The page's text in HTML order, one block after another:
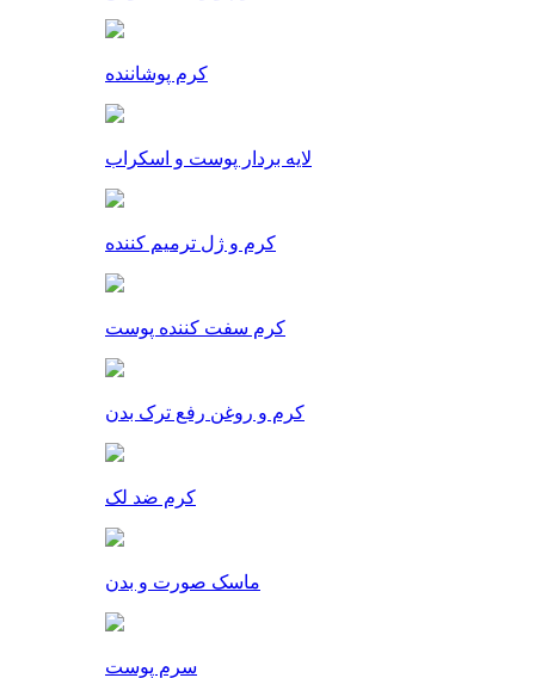
کرم پوشاننده
لایه بردار پوست و اسکراب
کرم و ژل ترمیم کننده
کرم سفت کننده پوست
کرم و روغن رفع ترک بدن
کرم ضد لک
ماسک صورت و بدن
سرم پوست